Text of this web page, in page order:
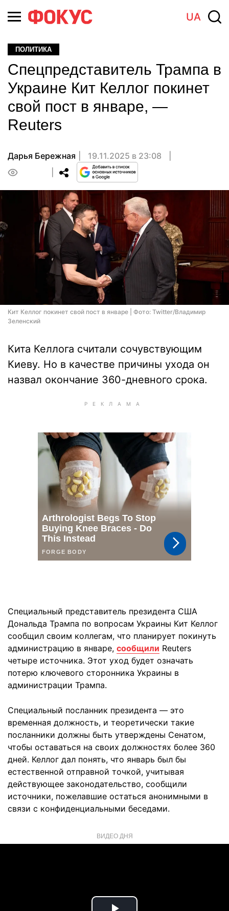
UA
ПОЛИТИКА
Спецпредставитель Трампа в
Украине Кит Келлог покинет
свой пост в январе, —
Reuters
Дарья Бережная
19.11.2025 в 23:08
Кит Келлог покинет свой пост в январе | Фото: Twitter/Владимир
Зеленский
Кита Келлога считали сочувствующим
Киеву. Но в качестве причины ухода он
назвал окончание 360-дневного срока.
Специальный представитель президента США
Дональда Трампа по вопросам Украины Кит Келлог
сообщил своим коллегам, что планирует покинуть
администрацию в январе, сообщили Reuters
четыре источника. Этот уход будет означать
потерю ключевого сторонника Украины в
администрации Трампа.
Специальный посланник президента — это
временная должность, и теоретически такие
посланники должны быть утверждены Сенатом,
чтобы оставаться на своих должностях более 360
дней. Келлог дал понять, что январь был бы
естественной отправной точкой, учитывая
действующее законодательство, сообщили
источники, пожелавшие остаться анонимными в
связи с конфиденциальными беседами.
ВИДЕО ДНЯ